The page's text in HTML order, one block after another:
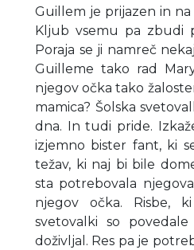
Guillem je prijazen in
Kljub vsemu pa zbudi
Poraja se ji namreč
Guilleme tako rad
njegov očka tako
mamica? Šolska
dna. In tudi pride.
izjemno bister fant, ki
težav, ki naj bi bile
sta potrebovala
njegov očka. Risbe,
svetovalki so
doživljal. Res pa je